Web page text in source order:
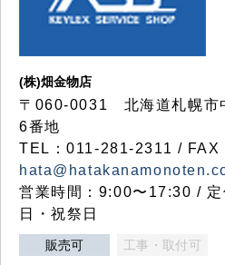
(株)畑金物店
〒060-0031 北海道札幌市
6番地
TEL：011-281-2311 /
営業時間：9:00〜17:30 / 定
日・祝祭日
販売可 工事・取付可